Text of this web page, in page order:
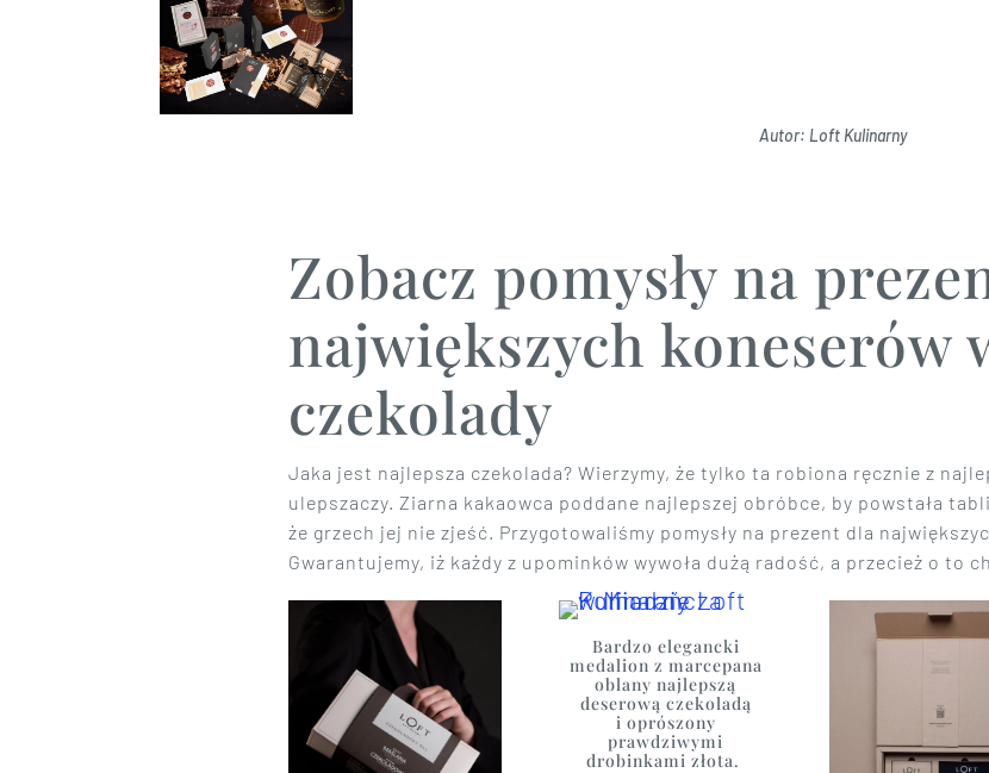
Autor: Loft Kulinarny
Zobacz pomysły na
największych koneserów
czekolady
Jaka jest najlepsza czekolada? Wierzymy, że tylko ta robiona ręcznie z
ulepszaczy. Ziarna kakaowca poddane najlepszej obróbce, by powstała
że grzech jej nie zjeść. Przygotowaliśmy pomysły na prezent dla
Gwarantujemy, iż każdy z upominków wywoła dużą radość, a przecież o to
Bardzo elegancki
medalion z marcepana
oblany najlepszą
deserową czekoladą
i oprószony
prawdziwymi
drobinkami złota.